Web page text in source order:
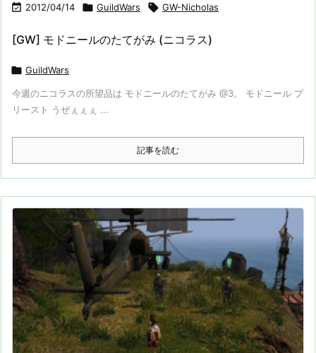
 2012/04/14  GuildWars  GW-Nicholas
[GW] モドニールのたてがみ (ニコラス)
 GuildWars
今週のニコラスの所望品は モドニールのたてがみ @3。 モドニール プ
リースト うぜぇぇぇ ...
記事を読む